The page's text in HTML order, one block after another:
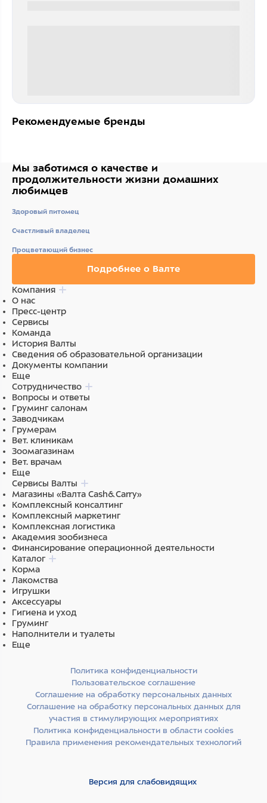
Рекомендуемые бренды
Мы заботимся о качестве и
продолжительности жизни домашних
любимцев
Здоровый питомец
Счастливый владелец
Процветающий бизнес
Подробнее о Валте
Компания
О нас
Пресс-центр
Сервисы
Команда
История Валты
Сведения об образовательной организации
Документы компании
Еще
Сотрудничество
Вопросы и ответы
Груминг салонам
Заводчикам
Грумерам
Вет. клиникам
Зоомагазинам
Вет. врачам
Еще
Сервисы Валты
Магазины «Валта Cash&Carry»
Комплексный консалтинг
Комплексный маркетинг
Комплексная логистика
Академия зообизнеса
Финансирование операционной деятельности
Каталог
Корма
Лакомства
Игрушки
Аксессуары
Гигиена и уход
Груминг
Наполнители и туалеты
Еще
Политика конфиденциальности
Пользовательское соглашение
Соглашение на обработку персональных данных
Соглашение на обработку персональных данных для
участия в стимулирующих мероприятиях
Политика конфиденциальности в области cookies
Правила применения рекомендательных технологий
Версия для слабовидящих